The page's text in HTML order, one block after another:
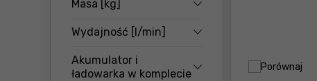
Masa [kg]
Wydajność [l/min]
Akumulator i
ładowarka w komplecie
Porównaj